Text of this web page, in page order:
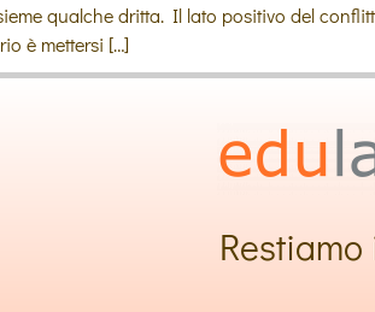
qualche dritta. Il lato positivo del
è mettersi […]